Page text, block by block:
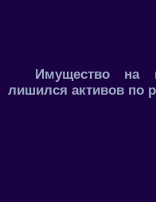
Имущество на
лишился активов по